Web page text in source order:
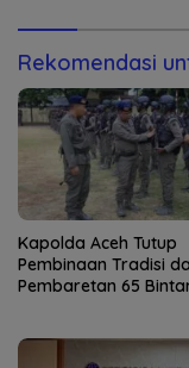
Rekomendasi
Kapolda Aceh Tutup
Pembinaan Tradisi
Pembaretan 65